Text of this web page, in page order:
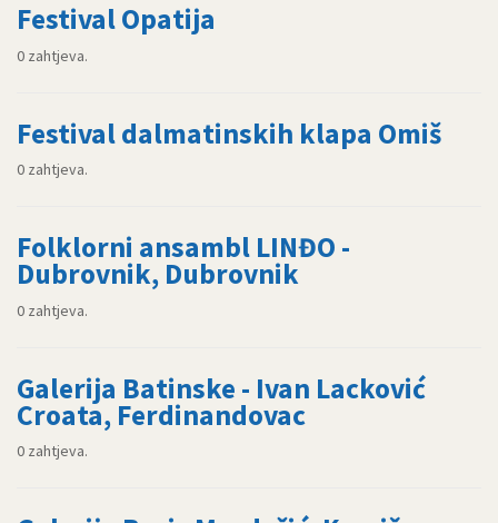
Festival Opatija
0 zahtjeva.
Festival dalmatinskih klapa Omiš
0 zahtjeva.
Folklorni ansambl LINĐO -
Dubrovnik, Dubrovnik
0 zahtjeva.
Galerija Batinske - Ivan Lacković
Croata, Ferdinandovac
0 zahtjeva.